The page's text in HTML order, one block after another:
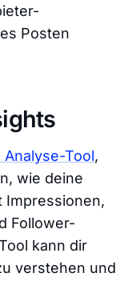
Posten
Tool,
wie deine
Impressionen,
Follower-
kann dir
verstehen und